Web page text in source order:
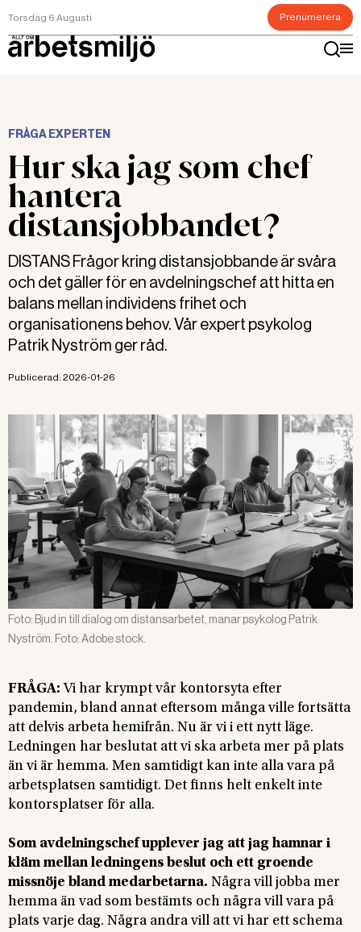
Torsdag 6 Augusti Prenumerera
FRÅGA EXPERTEN
Hur ska jag som chef
hantera
distansjobbandet?
DISTANS Frågor kring distansjobbande är svåra
och det gäller för en avdelningschef att hitta en
balans mellan individens frihet och
organisationens behov. Vår expert psykolog
Patrik Nyström ger råd.
Publicerad: 2026-01-26
Foto: Bjud in till dialog om distansarbetet, manar psykolog Patrik
Nyström. Foto: Adobe stock.
FRÅGA: Vi har krympt vår kontorsyta efter
pandemin, bland annat eftersom många ville fortsätta
att delvis arbeta hemifrån. Nu är vi i ett nytt läge.
Ledningen har beslutat att vi ska arbeta mer på plats
än vi är hemma. Men samtidigt kan inte alla vara på
arbetsplatsen samtidigt. Det finns helt enkelt inte
kontorsplatser för alla.
Som avdelningschef upplever jag att jag hamnar i
kläm mellan ledningens beslut och ett groende
missnöje bland medarbetarna. Några vill jobba mer
hemma än vad som bestämts och några vill vara på
plats varje dag. Några andra vill att vi har ett schema